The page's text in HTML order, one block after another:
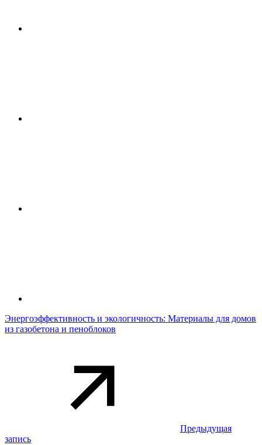
Энергоэффективность и экологичность: Материалы для домов
из газобетона и пеноблоков
Предыдущая
запись